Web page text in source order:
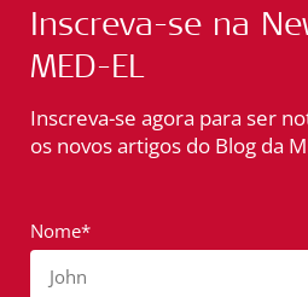
Inscreva-se na
MED-EL
Inscreva-se agora para ser
os novos artigos do Blog da
Nome*
John